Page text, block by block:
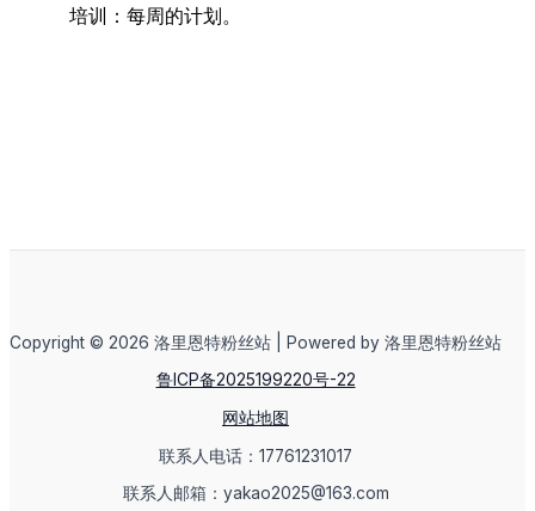
培训：每周的计划。
Copyright © 2026 洛里恩特粉丝站 | Powered by 洛里恩特粉丝站
鲁ICP备2025199220号-22
网站地图
联系人电话：17761231017
联系人邮箱：yakao2025@163.com